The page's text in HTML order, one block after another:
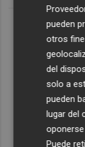
pueden
otros
del
solo a
pueden
lugar del
Puede